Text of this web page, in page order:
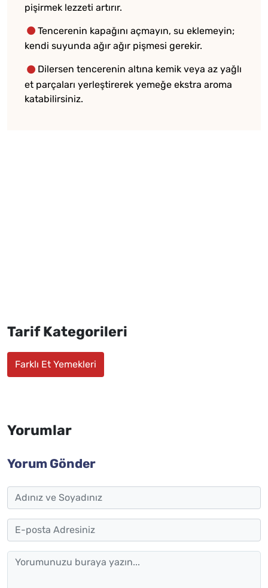
pişirmek lezzeti artırır.
Tencerenin kapağını açmayın, su eklemeyin;
kendi suyunda ağır ağır pişmesi gerekir.
Dilersen tencerenin altına kemik veya az yağlı
et parçaları yerleştirerek yemeğe ekstra aroma
katabilirsiniz.
Tarif Kategorileri
Farklı Et Yemekleri
Yorumlar
Yorum Gönder